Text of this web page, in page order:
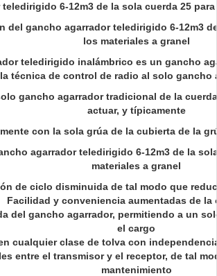
6-12m3 de la sola cuerda 25
del gancho agarrador teledirigido 6-12m3
los materiales a granel
teledirigido inalámbrico es un gancho
técnica de control de radio al solo gancho
gancho agarrador tradicional de la
actuar, y típicamente
con la sola grúa de la cubierta de la
agarrador teledirigido 6-12m3 de la
materiales a granel
de ciclo disminuida de tal modo que
Facilidad y conveniencia aumentadas de la
del gancho agarrador, permitiendo a un
el cargo
cualquier clase de tolva con
entre el transmisor y el receptor, de tal
mantenimiento